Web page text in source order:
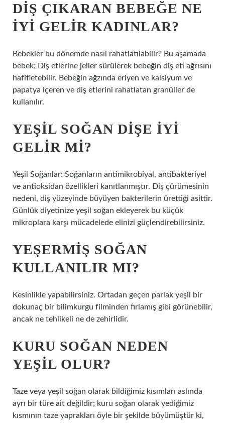
DIŞ ÇIKARAN BEBEĞE NE
IYI GELIR KADINLAR?
Bebekler bu dönemde nasıl rahatlatılabilir? Bu aşamada
bebek; Diş etlerine jeller sürülerek bebeğin diş eti ağrısını
hafifletebilir. Bebeğin ağzında eriyen ve kalsiyum ve
papatya içeren ve diş etlerini rahatlatan granüller de
kullanılır.
YEŞIL SOĞAN DIŞE IYI
GELIR MI?
Yeşil Soğanlar: Soğanların antimikrobiyal, antibakteriyel
ve antioksidan özellikleri kanıtlanmıştır. Diş çürümesinin
nedeni, diş yüzeyinde büyüyen bakterilerin ürettiği asittir.
Günlük diyetinize yeşil soğan ekleyerek bu küçük
mikroplara karşı mücadelede elinizi güçlendirebilirsiniz.
YEŞERMIŞ SOĞAN
KULLANILIR MI?
Kesinlikle yapabilirsiniz. Ortadan geçen parlak yeşil bir
dokunaç bir bilimkurgu filminden fırlamış gibi görünebilir,
ancak ne tehlikeli ne de zehirlidir.
KURU SOĞAN NEDEN
YEŞIL OLUR?
Taze veya yeşil soğan olarak bildiğimiz kısımları aslında
ayrı bir türe ait değildir; kuru soğan olarak yediğimiz
kısmının taze yaprakları öyle bir şekilde büyümüştür ki,